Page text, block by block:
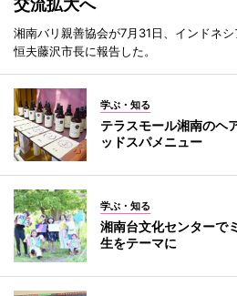
交流拡大へ
湘南バリ親善協会が7月31日、インドネ
恒夫藤沢市長に報告した。
学ぶ・知る
テラスモール湘南のヘ
ッドスパメニュー
学ぶ・知る
湘南台文化センター
生をテーマに